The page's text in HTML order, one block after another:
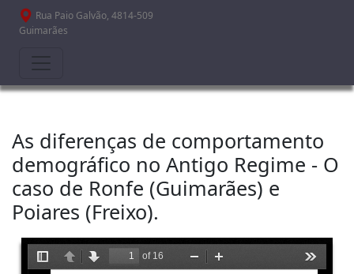
Passar para o conteúdo principal
Rua Paio Galvão, 4814-509
Guimarães
As diferenças de comportamento
demográfico no Antigo Regime - O
caso de Ronfe (Guimarães) e
Poiares (Freixo).